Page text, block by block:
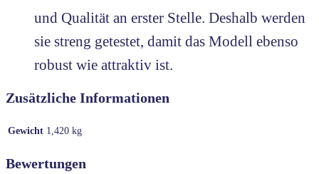
und Qualität an erster Stelle. Deshalb werden
sie streng getestet, damit das Modell ebenso
robust wie attraktiv ist.
Zusätzliche Informationen
Gewicht 1,420 kg
Bewertungen